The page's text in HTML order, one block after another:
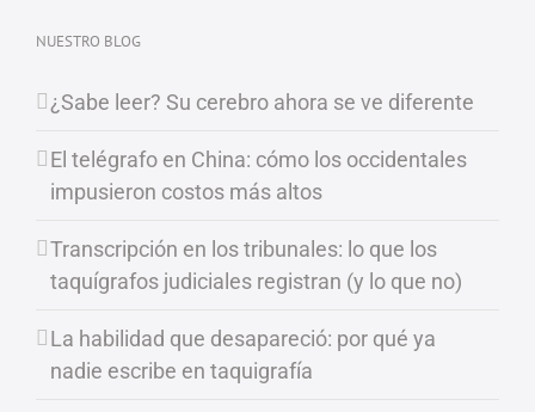
NUESTRO BLOG
¿Sabe leer? Su cerebro ahora se ve diferente
El telégrafo en China: cómo los occidentales
impusieron costos más altos
Transcripción en los tribunales: lo que los
taquígrafos judiciales registran (y lo que no)
La habilidad que desapareció: por qué ya
nadie escribe en taquigrafía